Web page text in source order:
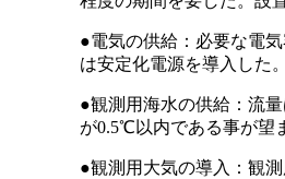
●電気の供給：必要な電
は安定化電源を導入した。
●観測用海水の供給：流
が0.5℃以内である事が望
●観測用大気の導入：観